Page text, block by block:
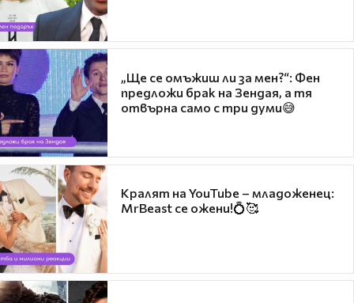
„Ще се омъжиш ли за мен?“: Фен
предложи брак на Зендая, а тя
отвърна само с три думи😅
Кралят на YouTube – младоженец:
MrBeast се ожени!💍🥰